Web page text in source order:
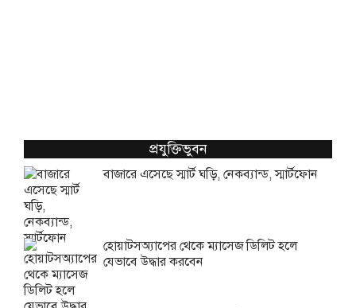
প্রযুক্তিভুবন
বাজারে এসেছে স্মার্ট ঘড়ি, নেকব্যান্ড, স্মার্টফোন
হোয়াটসঅ্যাপের থেকে ম্যাসেজ ডিলিট হলে
যেভাবে উদ্ধার করবেন